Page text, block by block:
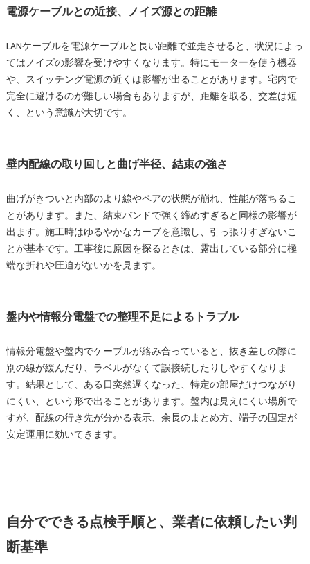
電源ケーブルとの近接、ノイズ源との距離
LANケーブルを電源ケーブルと長い距離で並走させると、状況によっ
てはノイズの影響を受けやすくなります。特にモーターを使う機器
や、スイッチング電源の近くは影響が出ることがあります。宅内で
完全に避けるのが難しい場合もありますが、距離を取る、交差は短
く、という意識が大切です。
壁内配線の取り回しと曲げ半径、結束の強さ
曲げがきついと内部のより線やペアの状態が崩れ、性能が落ちるこ
とがあります。また、結束バンドで強く締めすぎると同様の影響が
出ます。施工時はゆるやかなカーブを意識し、引っ張りすぎないこ
とが基本です。工事後に原因を探るときは、露出している部分に極
端な折れや圧迫がないかを見ます。
盤内や情報分電盤での整理不足によるトラブル
情報分電盤や盤内でケーブルが絡み合っていると、抜き差しの際に
別の線が緩んだり、ラベルがなくて誤接続したりしやすくなりま
す。結果として、ある日突然遅くなった、特定の部屋だけつながり
にくい、という形で出ることがあります。盤内は見えにくい場所で
すが、配線の行き先が分かる表示、余長のまとめ方、端子の固定が
安定運用に効いてきます。
自分でできる点検手順と、業者に依頼したい判
断基準